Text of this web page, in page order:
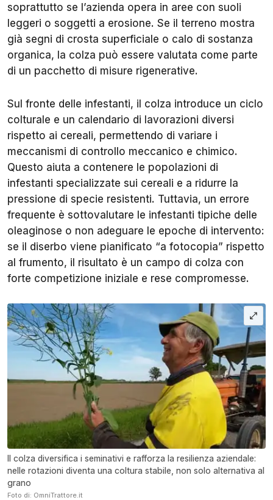
soprattutto se l’azienda opera in aree con suoli
leggeri o soggetti a erosione. Se il terreno mostra
già segni di crosta superficiale o calo di sostanza
organica, la colza può essere valutata come parte
di un pacchetto di misure rigenerative.
Sul fronte delle infestanti, il colza introduce un ciclo
colturale e un calendario di lavorazioni diversi
rispetto ai cereali, permettendo di variare i
meccanismi di controllo meccanico e chimico.
Questo aiuta a contenere le popolazioni di
infestanti specializzate sui cereali e a ridurre la
pressione di specie resistenti. Tuttavia, un errore
frequente è sottovalutare le infestanti tipiche delle
oleaginose o non adeguare le epoche di intervento:
se il diserbo viene pianificato “a fotocopia” rispetto
al frumento, il risultato è un campo di colza con
forte competizione iniziale e rese compromesse.
Il colza diversifica i seminativi e rafforza la resilienza aziendale:
nelle rotazioni diventa una coltura stabile, non solo alternativa al
grano
Foto di: OmniTrattore.it